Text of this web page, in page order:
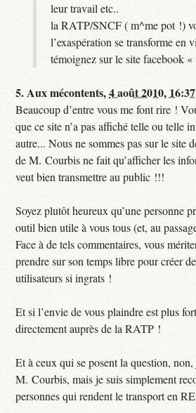
leur travail etc..
la RATP/SNCF ( m^me pot !)
l’exaspération se transforme en
témoignez sur le site facebook
5.Aux mécontents,4 août 2010, 16:37
Beaucoup d’entre vous me font rire !
que ce site n’a pas affiché telle ou telle
autre... Nous ne sommes pas sur le site
de M. Courbis ne fait qu’afficher les
veut bien transmettre au public !!!
Soyez plutôt heureux qu’une personne
outil bien utile à vous tous (et, au
Face à de tels commentaires, vous
prendre sur son temps libre pour créer
utilisateurs si ingrats !
Et si l’envie de vous plaindre est plus
directement auprès de la RATP !
Et à ceux qui se posent la question,
M. Courbis, mais je suis simplement
personnes qui rendent le transport en